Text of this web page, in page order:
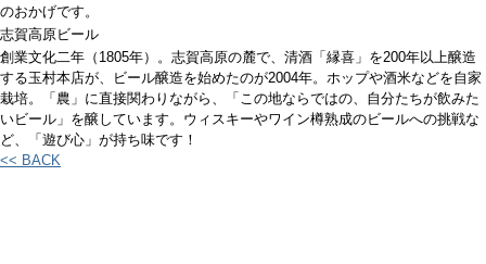
のおかげです。
志賀高原ビール
創業文化二年（1805年）。志賀高原の麓で、清酒「縁喜」を200年以上醸造
する玉村本店が、ビール醸造を始めたのが2004年。ホップや酒米などを自家
栽培。「農」に直接関わりながら、「この地ならではの、自分たちが飲みた
いビール」を醸しています。ウィスキーやワイン樽熟成のビールへの挑戦な
ど、「遊び心」が持ち味です！
<< BACK